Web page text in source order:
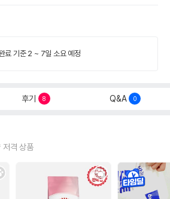
료 기준 2 ~ 7일 소요 예정
후기 8 Q&A 0
저격 상품